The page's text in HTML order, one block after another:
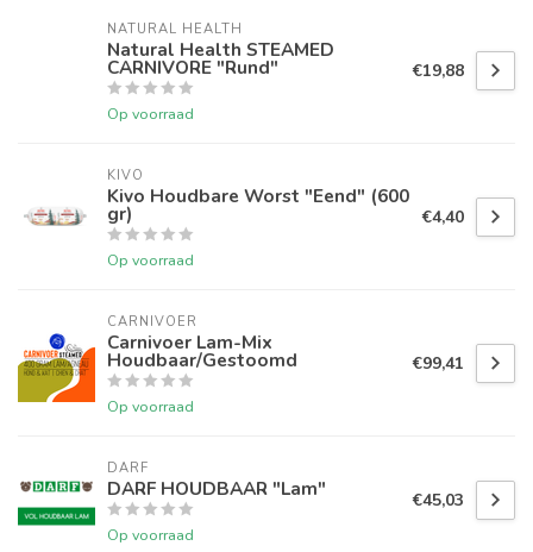
NATURAL HEALTH
Natural Health STEAMED
CARNIVORE "Rund"
Op voorraad
€19,88
KIVO
Kivo Houdbare Worst "Eend" (600
gr)
Op voorraad
€4,40
CARNIVOER
Carnivoer Lam-Mix
Houdbaar/Gestoomd
Op voorraad
€99,41
DARF
DARF HOUDBAAR "Lam"
Op voorraad
€45,03